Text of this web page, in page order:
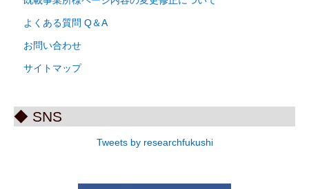
よくある質問 Q＆A
お問い合わせ
サイトマップ
◆ SNS
Tweets by researchfukushi